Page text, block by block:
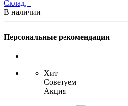
Склад,
В наличии
Персональные рекомендации
Хит
Советуем
Акция